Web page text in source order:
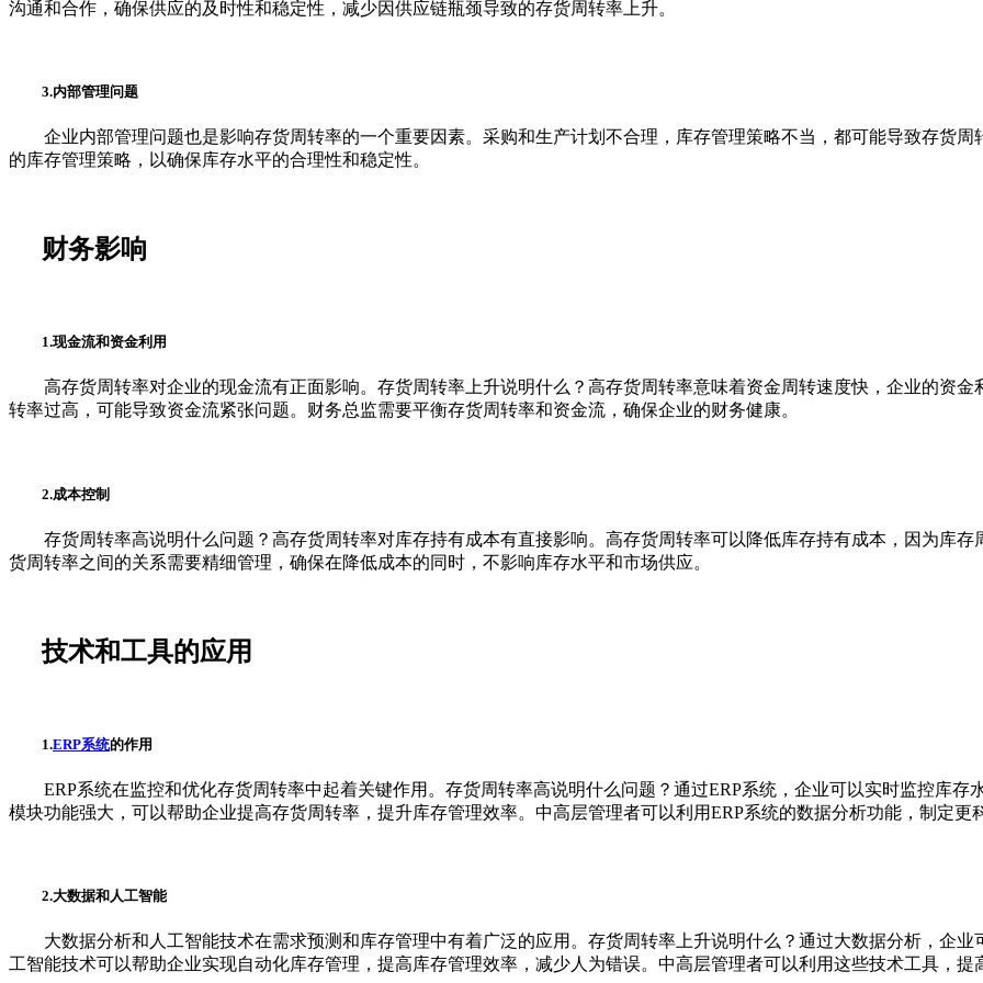
沟通和合作，确保供应的及时性和稳定性，减少因供应链瓶颈导致的存货周转率上升。
3.内部管理问题
企业内部管理问题也是影响存货周转率的一个重要因素。采购和生产计划不合理，库存管理策略不当，都可能导致存货周
的库存管理策略，以确保库存水平的合理性和稳定性。
财务影响
1.现金流和资金利用
高存货周转率对企业的现金流有正面影响。存货周转率上升说明什么？高存货周转率意味着资金周转速度快，企业的资金
转率过高，可能导致资金流紧张问题。财务总监需要平衡存货周转率和资金流，确保企业的财务健康。
2.成本控制
存货周转率高说明什么问题？高存货周转率对库存持有成本有直接影响。高存货周转率可以降低库存持有成本，因为库存
货周转率之间的关系需要精细管理，确保在降低成本的同时，不影响库存水平和市场供应。
技术和工具的应用
1.ERP系统的作用
ERP系统在监控和优化存货周转率中起着关键作用。存货周转率高说明什么问题？通过ERP系统，企业可以实时监控库存
模块功能强大，可以帮助企业提高存货周转率，提升库存管理效率。中高层管理者可以利用ERP系统的数据分析功能，制定更
2.大数据和人工智能
大数据分析和人工智能技术在需求预测和库存管理中有着广泛的应用。存货周转率上升说明什么？通过大数据分析，企业
工智能技术可以帮助企业实现自动化库存管理，提高库存管理效率，减少人为错误。中高层管理者可以利用这些技术工具，